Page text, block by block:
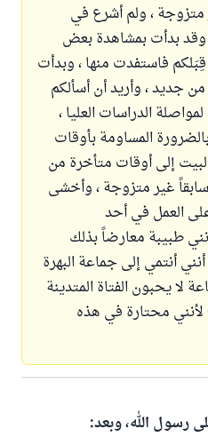
متزوجة ، ولم أشرع في
وقد بدأت بمشاهدة بعض
فاستفدت منها ، وبدأت
جديد ، وأريد أن أسألكم
الدراسات العليا ،
المساومة بأوقات
إلى أوقات متأخرة من
غير متزوجة ، وأخشى
العمل في أحد
طبيبة معارضاً بذلك
أنتمي إلى جماعة البهرة
لا يحبون الفتاة المتدينة
لأنني محتارة في هذه
رسول الله، وبعد: